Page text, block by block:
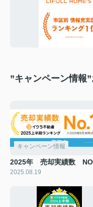
”キャンペーン情報
キャンペーン情報
2025年 売却実績数
2025.08.19